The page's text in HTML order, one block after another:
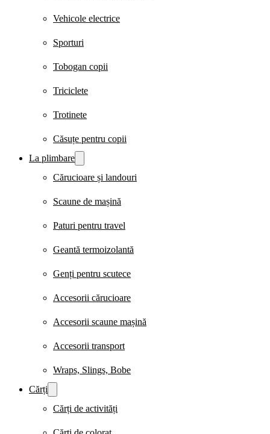
Vehicole electrice
Sporturi
Tobogan copii
Triciclete
Trotinete
Căsuțe pentru copii
La plimbare
Cărucioare și landouri
Scaune de mașină
Paturi pentru travel
Geantă termoizolantă
Genți pentru scutece
Accesorii cărucioare
Accesorii scaune mașină
Accesorii transport
Wraps, Slings, Bobe
Cărți
Cărți de activități